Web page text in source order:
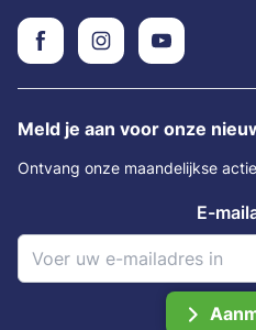
Meld je aan voor onze
Ontvang onze maandelijkse
E-